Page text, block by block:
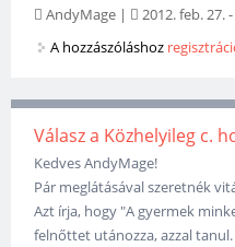
AndyMage | 2012. feb. 27. -
A hozzászóláshoz
Válasz a Közhelyileg c.
Kedves AndyMage!
Pár meglátásával szeretnék
Azt írja, hogy "A gyermek
felnőttet utánozza, azzal